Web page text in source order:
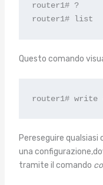
router1# ?
router1# list
Questo comando
router1# write
Pereseguire
una
tramite il comando